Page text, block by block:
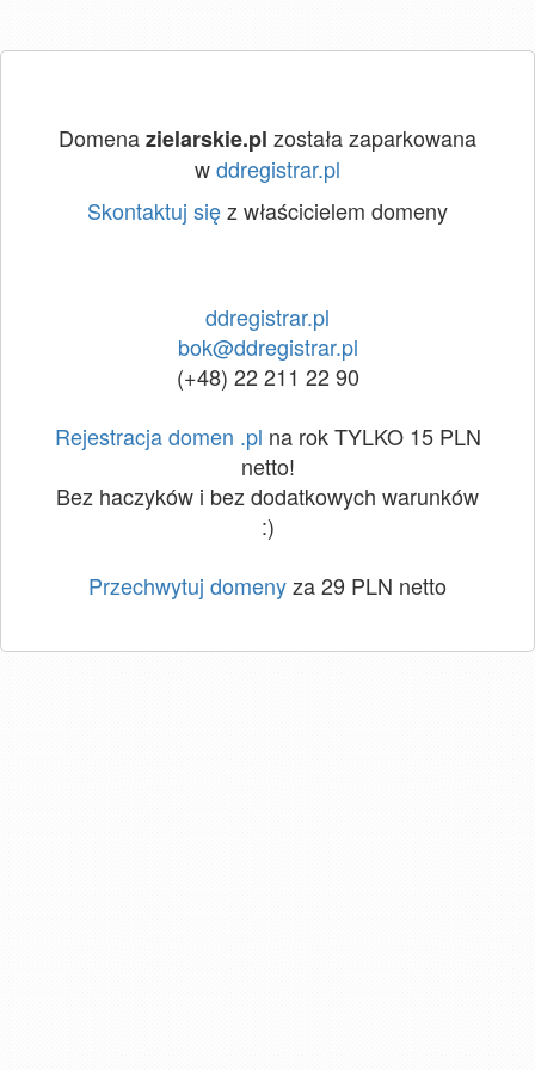
Domenazielarskie.pl została zaparkowana
wddregistrar.pl
Skontaktuj sięz właścicielem domeny
ddregistrar.pl
bok@ddregistrar.pl
(+48) 22 211 22 90
Rejestracja domen .pl na rok TYLKO 15 PLN
netto!
Bez haczyków i bez dodatkowych warunków
:)
Przechwytuj domenyza 29 PLN netto